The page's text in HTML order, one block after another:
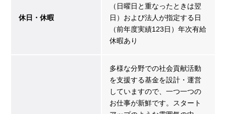
休日・休暇
（日曜日と重なったときは翌
日）および法人が指定する日
（前年度実績123日）年次有給
休暇あり
多様な分野での社会貢献活動
を支援する基金を設計・運営
していますので、一つ一つの
お仕事が新鮮です。スタート